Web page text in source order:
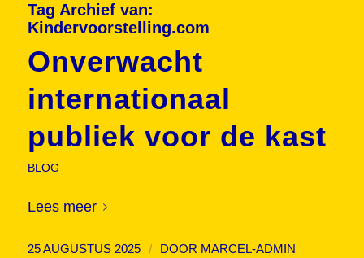
Tag Archief van:
Kindervoorstelling.com
Onverwacht
internationaal
publiek voor de kast
BLOG
Lees meer
25 AUGUSTUS 2025 / DOOR MARCEL-ADMIN